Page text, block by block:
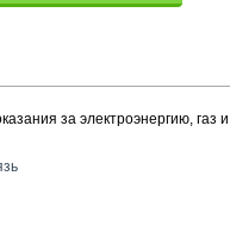
за электроэнергию, газ и